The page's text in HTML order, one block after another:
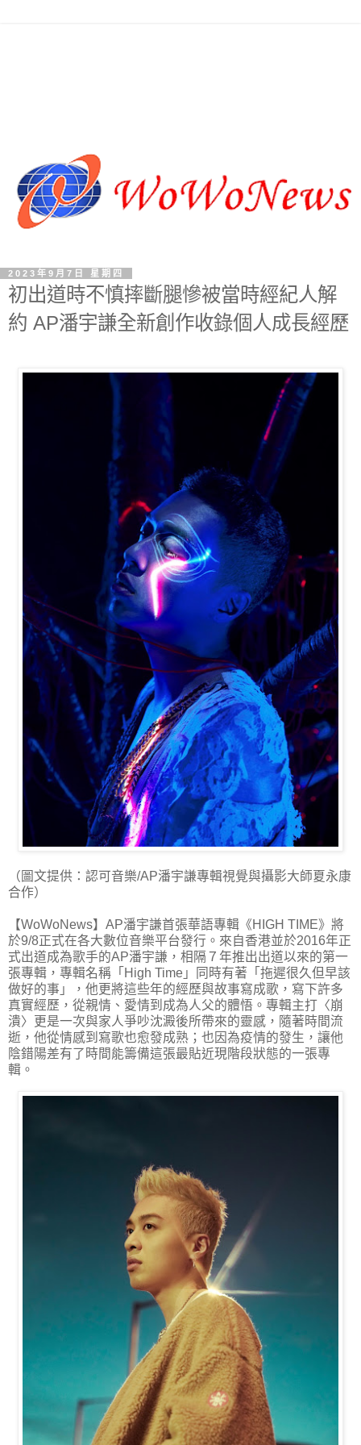
2023年9月7日 星期四
初出道時不慎摔斷腿慘被當時經紀人解
約 AP潘宇謙全新創作收錄個人成長經歷
（圖文提供：認可音樂/AP潘宇謙專輯視覺與攝影大師夏永康
合作）
【WoWoNews】AP潘宇謙首張華語專輯《HIGH TIME》將
於9/8正式在各大數位音樂平台發行。來自香港並於2016年正
式出道成為歌手的AP潘宇謙，相隔７年推出出道以來的第一
張專輯，專輯名稱「High Time」同時有著「拖遲很久但早該
做好的事」，他更將這些年的經歷與故事寫成歌，寫下許多
真實經歷，從親情、愛情到成為人父的體悟。專輯主打〈崩
潰〉更是一次與家人爭吵沈澱後所帶來的靈感，隨著時間流
逝，他從情感到寫歌也愈發成熟；也因為疫情的發生，讓他
陰錯陽差有了時間能籌備這張最貼近現階段狀態的一張專
輯。